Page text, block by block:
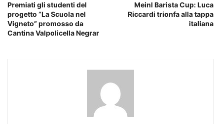
Premiati gli studenti del
progetto ”La Scuola nel
Vigneto” promosso da
Cantina Valpolicella Negrar
Meinl Barista Cup: Luca
Riccardi trionfa alla tappa
italiana